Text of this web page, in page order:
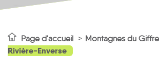
Page d'accueil Montagnes du Giffre
Rivière-Enverse